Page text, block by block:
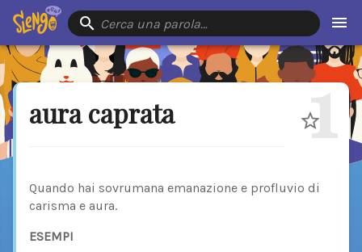
Cerca una parola…
aura caprata 1
Quando hai sovrumana emanazione e profluvio di
carisma e aura.
ESEMPI